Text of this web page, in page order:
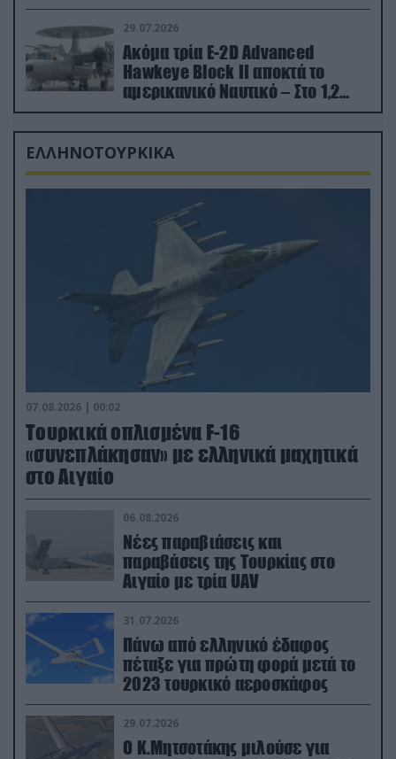
29.07.2026
Ακόμα τρία E-2D Advanced
Hawkeye Block II αποκτά το
αμερικανικό Ναυτικό – Στο 1,2
δισ.δολάρια το κόστος
ΕΛΛΗΝΟΤΟΥΡΚΙΚΑ
07.08.2026 | 00:02
Τουρκικά οπλισμένα F-16
«συνεπλάκησαν» με ελληνικά μαχητικά
στο Αιγαίο
06.08.2026
Νέες παραβιάσεις και
παραβάσεις της Τουρκίας στο
Αιγαίο με τρία UAV
31.07.2026
Πάνω από ελληνικό έδαφος
πέταξε για πρώτη φορά μετά το
2023 τουρκικό αεροσκάφος
29.07.2026
Ο Κ.Μητσοτάκης μιλούσε για